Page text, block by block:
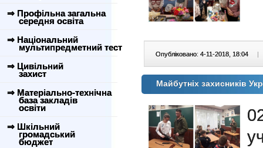
⇒ Профільна загальна
середня освіта
⇒ Національний
мультипредметний тест
⇒ Цивільний
захист
⇒ Матеріально-технічна
база закладів
освіти
⇒ Шкільний
громадський
бюджет
Опубліковано: 4-11-2018, 18:04 |
Майбутніх захисників